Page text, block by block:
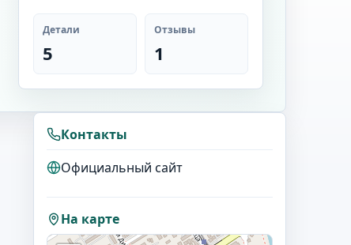
Детали
5
Отзывы
1
Контакты
Официальный сайт
На карте